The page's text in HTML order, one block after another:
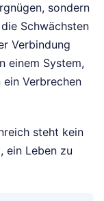
sondern
Schwächsten
Verbindung
einem System,
Verbrechen
steht kein
ein Leben zu